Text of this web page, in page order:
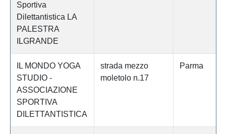
Sportiva
Dilettantistica LA
PALESTRA
ILGRANDE
IL MONDO YOGA
STUDIO -
ASSOCIAZIONE
SPORTIVA
DILETTANTISTICA
strada mezzo
moletolo n.17
Parma